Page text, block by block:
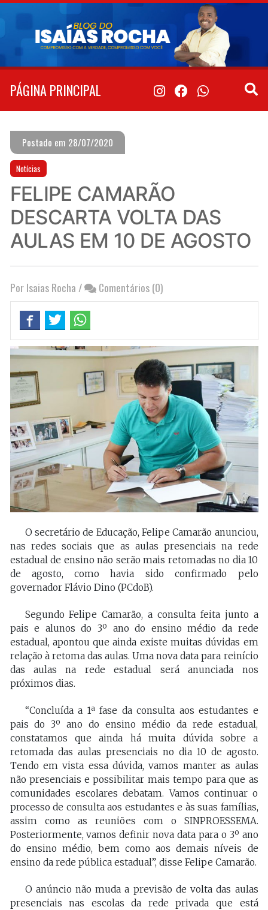
Pular
conteúdo
PÁGINA PRINCIPAL
Postado em 28/07/2020
Notícias
FELIPE CAMARÃO
DESCARTA VOLTA DAS
AULAS EM 10 DE AGOSTO
Por Isaias Rocha / Comentários (0)
O secretário de Educação, Felipe Camarão anunciou,
nas redes sociais que as aulas presenciais na rede
estadual de ensino não serão mais retomadas no dia 10
de agosto, como havia sido confirmado pelo
governador Flávio Dino (PCdoB).
Segundo Felipe Camarão, a consulta feita junto a
pais e alunos do 3º ano do ensino médio da rede
estadual, apontou que ainda existe muitas dúvidas em
relação à retoma das aulas. Uma nova data para reinício
das aulas na rede estadual será anunciada nos
próximos dias.
“Concluída a 1ª fase da consulta aos estudantes e
pais do 3º ano do ensino médio da rede estadual,
constatamos que ainda há muita dúvida sobre a
retomada das aulas presenciais no dia 10 de agosto.
Tendo em vista essa dúvida, vamos manter as aulas
não presenciais e possibilitar mais tempo para que as
comunidades escolares debatam. Vamos continuar o
processo de consulta aos estudantes e às suas famílias,
assim como as reuniões com o SINPROESSEMA.
Posteriormente, vamos definir nova data para o 3º ano
do ensino médio, bem como aos demais níveis de
ensino da rede pública estadual”, disse Felipe Camarão.
O anúncio não muda a previsão de volta das aulas
presenciais nas escolas da rede privada que está